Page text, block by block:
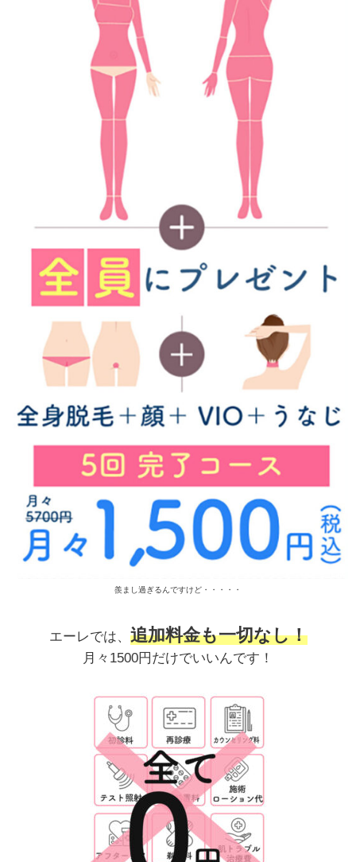
羨まし過ぎるんですけど・・・・・
エーレでは、 追加料金も一切なし！
月々1500円だけでいいんです！